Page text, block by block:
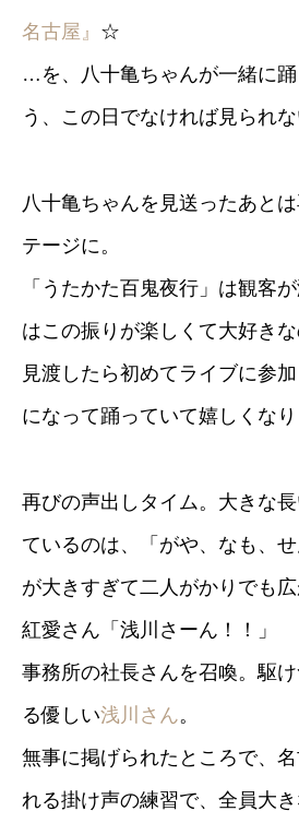
名古屋』 ☆
…を、八十亀ちゃんが一緒に
う、この日でなければ見られな
八十亀ちゃんを見送ったあと
テージに。
「うたかた百鬼夜行」は観客
はこの振りが楽しくて大好き
見渡したら初めてライブに参
になって踊っていて嬉しくなり
再びの声出しタイム。大きな
ているのは、「がや、なも、
が大きすぎて二人がかりでも広
紅愛さん「浅川さーん！！」
事務所の社長さんを召喚。駆
る優しい浅川さん。
無事に掲げられたところで、
れる掛け声の練習で、全員大